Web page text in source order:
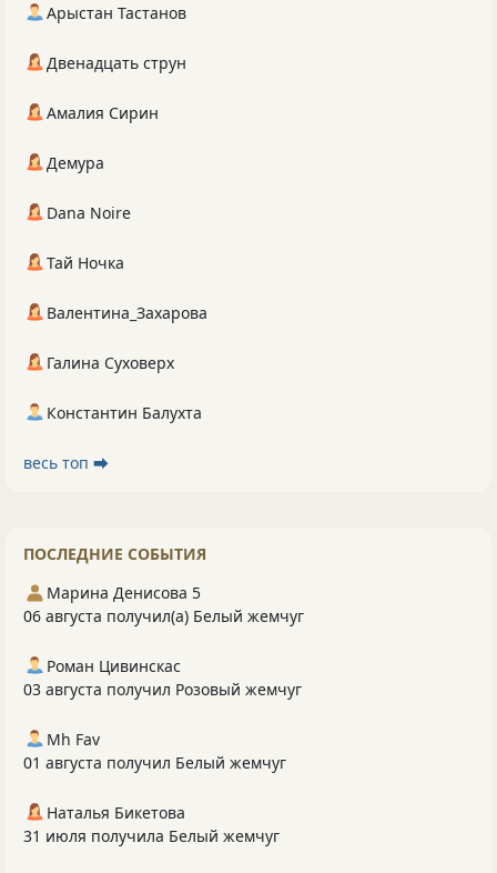
Арыстан Тастанов
Двенадцать струн
Амалия Сирин
Демура
Dana Noire
Тай Ночка
Валентина_Захарова
Галина Суховерх
Константин Балухта
весь топ ⮕
ПОСЛЕДНИЕ СОБЫТИЯ
Марина Денисова 5
06 августа получил(а) Белый жемчуг
Роман Цивинскас
03 августа получил Розовый жемчуг
Mh Fav
01 августа получил Белый жемчуг
Наталья Бикетова
31 июля получила Белый жемчуг